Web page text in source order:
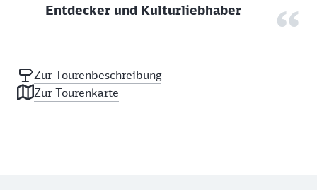
Entdecker und Kulturliebhaber
Zur Tourenbeschreibung
Zur Tourenkarte